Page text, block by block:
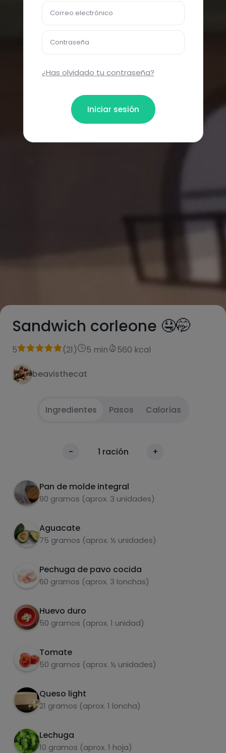
Sandwich corleone 🤤🤭
5 (21) 5 min 560 kcal
beavisthecat
Ingredientes Pasos Calorías
- 1 ración +
Pan de molde integral
90 gramos (aprox. 3 unidades)
Aguacate
75 gramos (aprox. ½ unidades)
Pechuga de pavo cocida
60 gramos (aprox. 3 lonchas)
Huevo duro
50 gramos (aprox. 1 unidad)
Tomate
50 gramos (aprox. ½ unidades)
Queso light
21 gramos (aprox. 1 loncha)
Lechuga
10 gramos (aprox. 1 hoja)
Tostamos el pan de molde
rebanadas, al gusto.
3 En la primera capa pone lechuga, tomate y
4 Ponemos otra rebanada y colocamos el
5 Cortar por la mitad y servir.
Carbohidratos Proteínas
Azúcares
Grasas
Correo electrónico
Contraseña
¿Has olvidado tu contraseña?
Iniciar sesión